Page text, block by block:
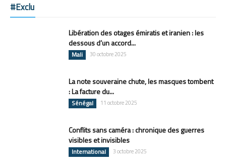
#Exclu
Libération des otages émiratis et iranien : les
dessous d’un accord...
Mali 30 octobre 2025
La note souveraine chute, les masques tombent
: La facture du...
Sénégal 11 octobre 2025
Conflits sans caméra : chronique des guerres
visibles et invisibles
International 3 octobre 2025